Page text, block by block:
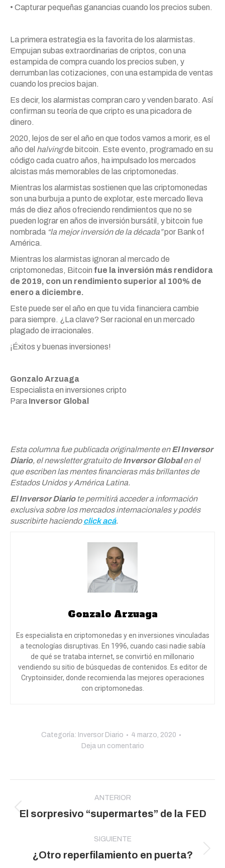
• Capturar pequeñas ganancias cuando los precios suben.
La primera estrategia es la favorita de los alarmistas.
Empujan subas extraordinarias de criptos, con una
estampida de compra cuando los precios suben, y
derrumban las cotizaciones, con una estampida de ventas
cuando los precios bajan.
Es decir, los alarmistas compran caro y venden barato. Así
confirman su teoría de que cripto es una picadora de
dinero.
2020, lejos de ser el año en que todos vamos a morir, es el
año del halvingde bitcoin. Este evento, programado en su
código cada cuatro años, ha impulsado los mercados
alcistas más memorables de las criptomonedas.
Mientras los alarmistas sostienen que las criptomonedas
son una burbuja a punto de explotar, este mercado lleva
más de diez años ofreciendo rendimientos que no se
pueden lograr en años de inversión bursátil, y bitcoin fue
nombrada “la mejor inversión de la década”por Bank of
América.
Mientras los alarmistas ignoran al mercado de
criptomonedas, Bitcoin fue la inversión más rendidora
de 2019, con un rendimiento superior al 100% de
enero a diciembre.
Este puede ser el año en que tu vida financiera cambie
para siempre. ¿La clave? Ser racional en un mercado
plagado de irracionales.
¡Éxitos y buenas inversiones!
Gonzalo Arzuaga
Especialista en inversiones cripto
Para Inversor Global
Esta columna fue publicada originalmente enEl Inversor
Diario, el newsletter gratuito deInversor Globalen el
que escriben las mentes financieras más brillantes de
Estados Unidos y América Latina.
El Inversor Diariote permitirá acceder a información
exclusiva sobre los mercados internacionales y podés
suscribirte haciendoclick acá.
Gonzalo Arzuaga
Es especialista en criptomonedas y en inversiones vinculadas
a tecnologías disruptivas. En 1996, cuando casi nadie sabía
de qué se trataba internet, se convirtió en millonario
vendiendo su sitio de búsquedas de contenidos. Es editor de
Cryptoinsider, donde recomienda las mejores operaciones
con criptomonedas.
Categoría: Inversor Diario
4 marzo, 2020
Deja un comentario
entre
publicaciones
ANTERIOR
Publicación
El sorpresivo “supermartes” de la FED
SIGUIENTE
Publicación
¿Otro reperfilamiento en puerta?